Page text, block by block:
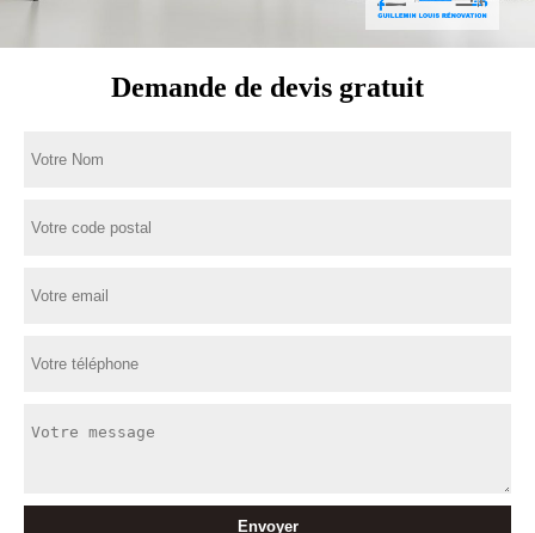
Demande de devis gratuit